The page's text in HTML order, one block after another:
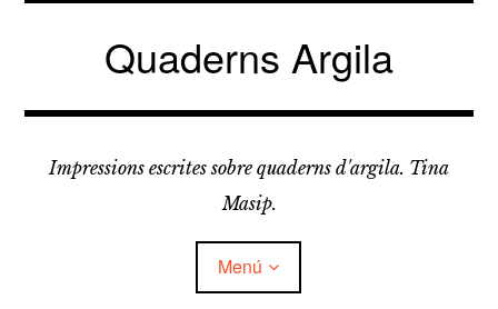
Vés
Quaderns Argila
Impressions escrites sobre quaderns d'argila. Tina
Masip.
Menú